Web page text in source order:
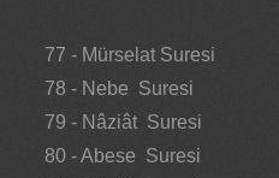
77 - Mürselat Suresi
78 - Nebe Suresi
79 - Nâziât Suresi
80 - Abese Suresi